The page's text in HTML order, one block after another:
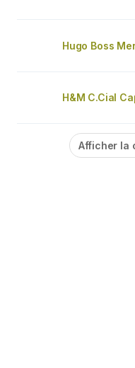
Hugo Boss
H&M C.Cial
Afficher la